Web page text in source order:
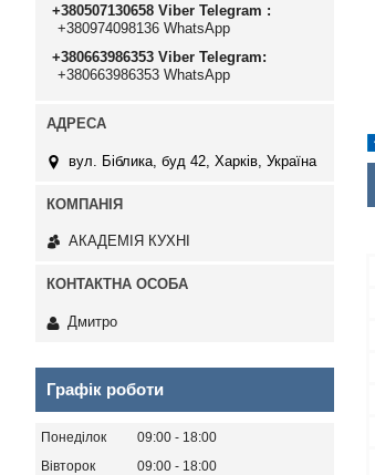
+380507130658 Viber Telegram
+380974098136 WhatsApp
+380663986353 Viber Telegram
+380663986353 WhatsApp
вул. Біблика, буд 42, Харків, Україна
АКАДЕМІЯ КУХНІ
Дмитро
Графік роботи
Понеділок 09:00
18:00
Вівторок
09:00
18:00